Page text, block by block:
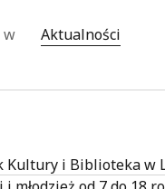
w Aktualności
Kultury i Biblioteka w